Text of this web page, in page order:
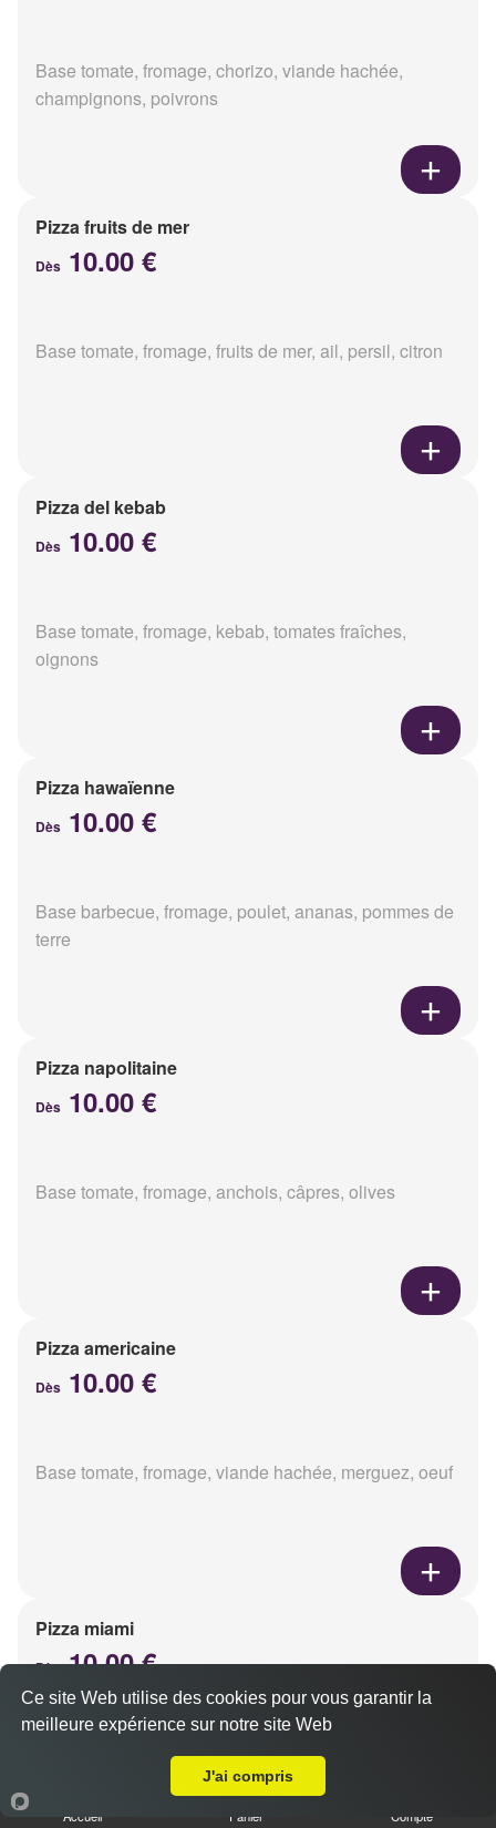
Base tomate, fromage, chorizo, viande hachée,
champignons, poivrons
Pizza fruits de mer
Dès 10.00 €
Base tomate, fromage, fruits de mer, ail, persil, citron
Pizza del kebab
Dès 10.00 €
Base tomate, fromage, kebab, tomates fraîches,
oignons
Pizza hawaïenne
Dès 10.00 €
Base barbecue, fromage, poulet, ananas, pommes de
terre
Pizza napolitaine
Dès 10.00 €
Base tomate, fromage, anchois, câpres, olives
Pizza americaine
Dès 10.00 €
Base tomate, fromage, viande hachée, merguez, oeuf
Pizza miami
Dès10.00 €
Base tomate, fromage, chorizo, oeuf
Accueil Panier Compte
Ce site Web utilise des cookies pour vous garantir la
meilleure expérience sur notre site Web
J'ai compris